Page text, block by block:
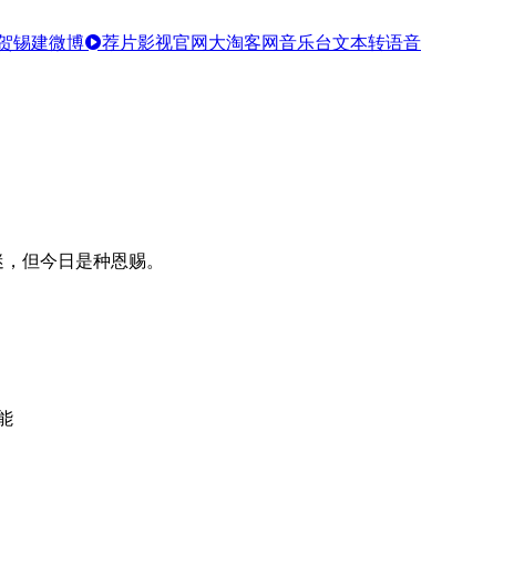
锡建微博 荐片影视官网 大淘客网音乐台文本转语音
但今日是种恩赐。